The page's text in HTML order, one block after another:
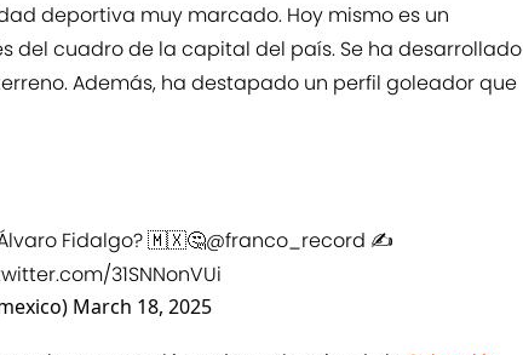
deportiva muy marcado. Hoy mismo es un
del cuadro de la capital del país. Se ha desarrollado
Además, ha destapado un perfil goleador que
Fidalgo? 🇲🇽🤔@franco_record ✍️
31SNNonVUi
March 18, 2025